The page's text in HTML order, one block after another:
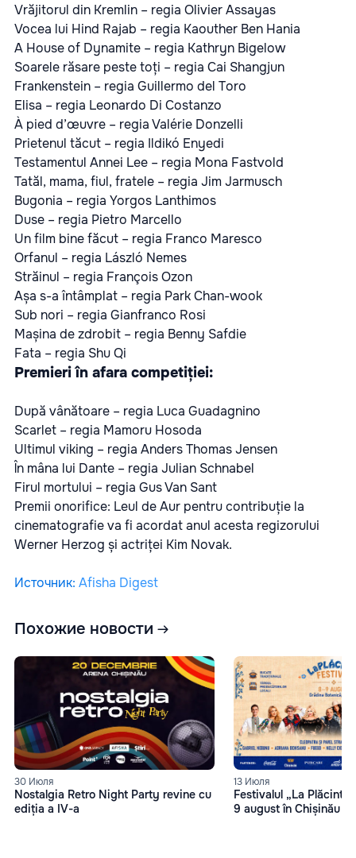
Vrăjitorul din Kremlin – regia Olivier Assayas
Vocea lui Hind Rajab – regia Kaouther Ben Hania
A House of Dynamite – regia Kathryn Bigelow
Soarele răsare peste toți – regia Cai Shangjun
Frankenstein – regia Guillermo del Toro
Elisa – regia Leonardo Di Costanzo
À pied d’œuvre – regia Valérie Donzelli
Prietenul tăcut – regia Ildikó Enyedi
Testamentul Annei Lee – regia Mona Fastvold
Tatăl, mama, fiul, fratele – regia Jim Jarmusch
Bugonia – regia Yorgos Lanthimos
Duse – regia Pietro Marcello
Un film bine făcut – regia Franco Maresco
Orfanul – regia László Nemes
Străinul – regia François Ozon
Așa s-a întâmplat – regia Park Chan-wook
Sub nori – regia Gianfranco Rosi
Mașina de zdrobit – regia Benny Safdie
Fata – regia Shu Qi
Premieri în afara competiției:
După vânătoare – regia Luca Guadagnino
Scarlet – regia Mamoru Hosoda
Ultimul viking – regia Anders Thomas Jensen
În mâna lui Dante – regia Julian Schnabel
Firul mortului – regia Gus Van Sant
Premii onorifice: Leul de Aur pentru contribuție la
cinematografie va fi acordat anul acesta regizorului
Werner Herzog și actriței Kim Novak.
Источник: Afisha Digest
Похожие новости
30 Июля
Nostalgia Retro Night Party revine cu
ediția a IV-a
13 Июля
Festivalul „La
9 august în Chișinău